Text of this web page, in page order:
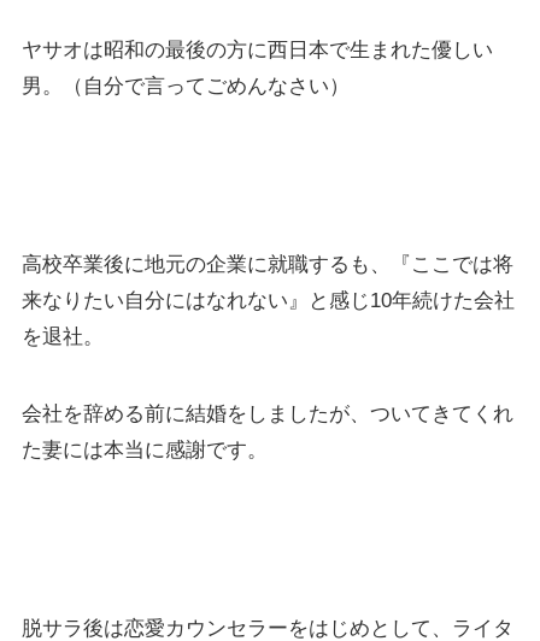
ヤサオは昭和の最後の方に西日本で生まれた優しい
男。（自分で言ってごめんなさい）
高校卒業後に地元の企業に就職するも、『ここでは将
来なりたい自分にはなれない』と感じ10年続けた会社
を退社。
会社を辞める前に結婚をしましたが、ついてきてくれ
た妻には本当に感謝です。
脱サラ後は恋愛カウンセラーをはじめとして、ライタ